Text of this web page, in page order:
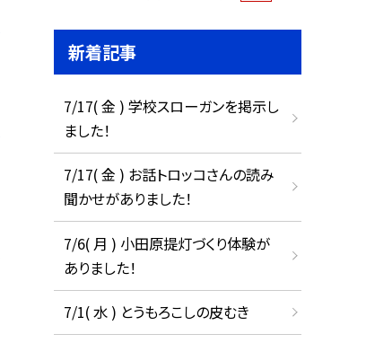
新着記事
7/17( 金 ) 学校スローガンを掲示し
ました！
7/17( 金 ) お話トロッコさんの読み
聞かせがありました！
7/6( 月 ) 小田原提灯づくり体験が
ありました！
7/1( 水 ) とうもろこしの皮むき